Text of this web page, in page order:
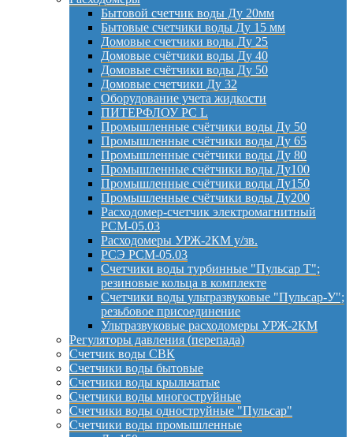
Бытовой счетчик воды Ду 20мм
Бытовые счетчики воды Ду 15 мм
Домовые счетчики воды Ду 25
Домовые счётчики воды Ду 40
Домовые счётчики воды Ду 50
Домовые счетчики Ду 32
Оборудование учета жидкости
ПИТЕРФЛОУ РС L
Промышленные счётчики воды Ду 50
Промышленные счётчики воды Ду 65
Промышленные счётчики воды Ду 80
Промышленные счётчики воды Ду100
Промышленные счётчики воды Ду150
Промышленные счётчики воды Ду200
Расходомер-счетчик электромагнитный
РСМ-05.03
Расходомеры УРЖ-2КМ у/зв.
РСЭ РСМ-05.03
Счетчики воды турбинные "Пульсар Т";
резиновые кольца в комплекте
Счетчики воды ультразвуковые "Пульсар-У";
резьбовое присоединение
Ультразвуковые расходомеры УРЖ-2КМ
Регуляторы давления (перепада)
Счетчик воды СВК
Счетчики воды бытовые
Счетчики воды крыльчатые
Счетчики воды многоструйные
Счетчики воды одноструйные "Пульсар"
Счетчики воды промышленные